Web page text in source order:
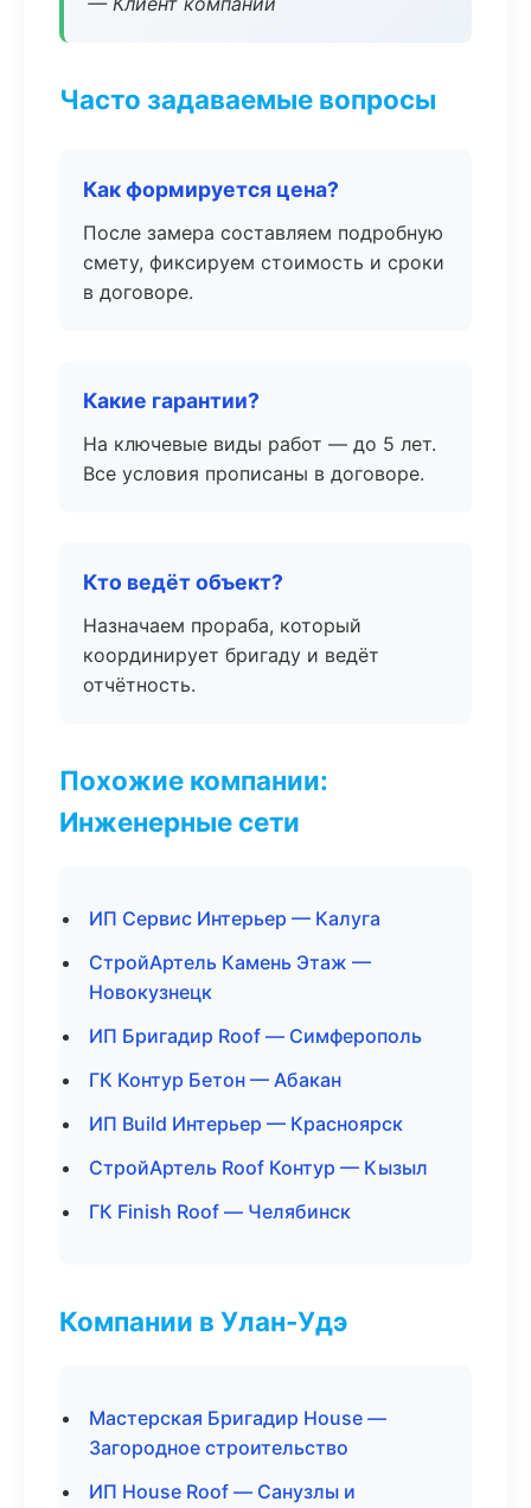
Часто задаваемые вопросы
Как формируется цена?
После замера составляем подробную
смету, фиксируем стоимость и сроки
в договоре.
Какие гарантии?
На ключевые виды работ — до 5 лет.
Все условия прописаны в договоре.
Кто ведёт объект?
Назначаем прораба, который
координирует бригаду и ведёт
отчётность.
Похожие компании:
Инженерные сети
ИП Сервис Интерьер — Калуга
СтройАртель Камень Этаж —
Новокузнецк
ИП Бригадир Roof — Симферополь
ГК Контур Бетон — Абакан
ИП Build Интерьер — Красноярск
СтройАртель Roof Контур — Кызыл
ГК Finish Roof — Челябинск
Компании в Улан-Удэ
Мастерская Бригадир House —
Загородное строительство
ИП House Roof — Санузлы и